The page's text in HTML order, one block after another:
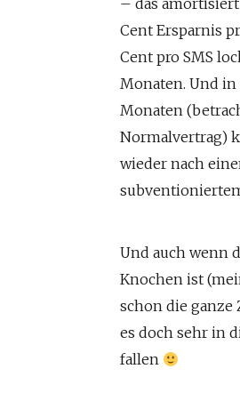
– das
Cent Ersparnis
Cent pro SMS
Monaten. Und
Monaten
Normalvertrag)
wieder nach
Und auch wenn
Knochen ist
schon die ganze
es doch sehr in
fallen